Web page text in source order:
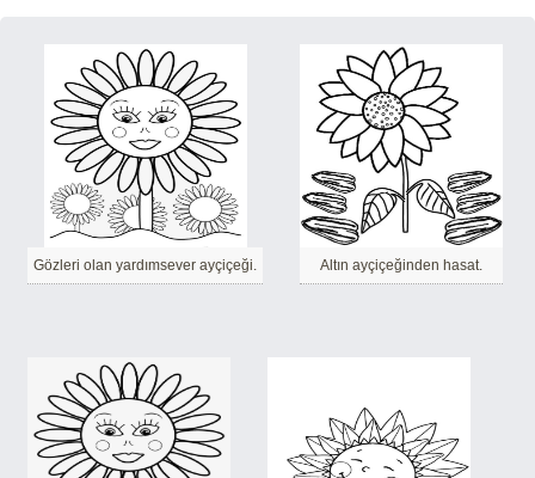
Gözleri olan yardımsever ayçiçeği. Altın ayçiçeğinden hasat.